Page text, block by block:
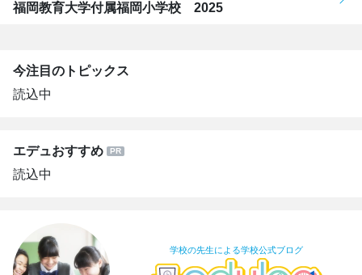
福岡教育大学付属福岡小学校 2025
今注目のトピックス
読込中
エデュおすすめ
読込中
学校の先生による学校公式ブログ